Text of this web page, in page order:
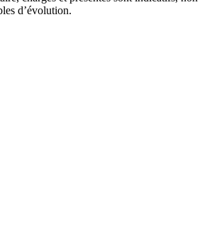
d’évolution.